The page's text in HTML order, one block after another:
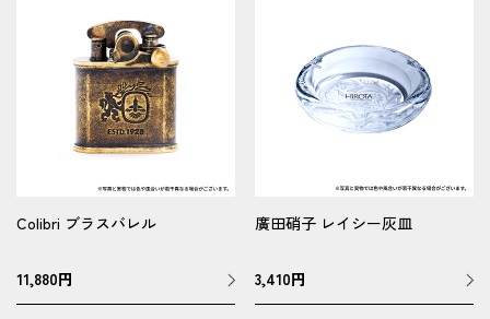
Colibri ブラスバレル
11,880円
廣田硝子 レイシー灰皿
3,410円